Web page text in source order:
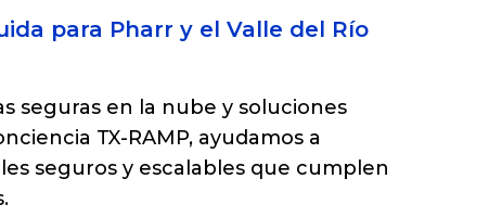
para Pharr y el Valle del Río
seguras en la nube y soluciones
TX-RAMP, ayudamos a
seguros y escalables que cumplen